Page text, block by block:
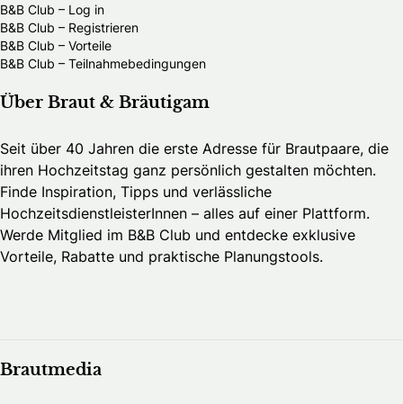
B&B Club – Log in
B&B Club – Registrieren
B&B Club – Vorteile
B&B Club – Teilnahmebedingungen
Über Braut & Bräutigam
Seit über 40 Jahren die erste Adresse für Brautpaare, die
ihren Hochzeitstag ganz persönlich gestalten möchten.
Finde Inspiration, Tipps und verlässliche
HochzeitsdienstleisterInnen – alles auf einer Plattform.
Werde Mitglied im B&B Club und entdecke exklusive
Vorteile, Rabatte und praktische Planungstools.
Brautmedia